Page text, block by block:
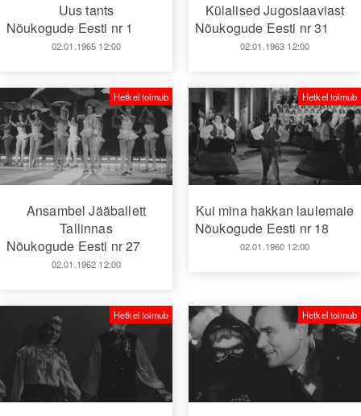
Uus tants
Nõukogude Eesti nr 1
02.01.1965 12:00
Külalised Jugoslaaviast
Nõukogude Eesti nr 31
02.01.1963 12:00
Ansambel Jääballett
Tallinnas
Nõukogude Eesti nr 27
02.01.1962 12:00
Hetkel toimub
Kui mina hakkan laulemaie
Nõukogude Eesti nr 18
02.01.1960 12:00
Hetkel toimub
Hetkel toimub Hetkel toimub